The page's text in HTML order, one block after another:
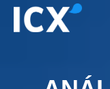
Skip
the